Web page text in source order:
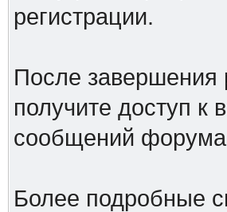
регистрации.
После завершения
получите доступ
сообщений
Более подробные